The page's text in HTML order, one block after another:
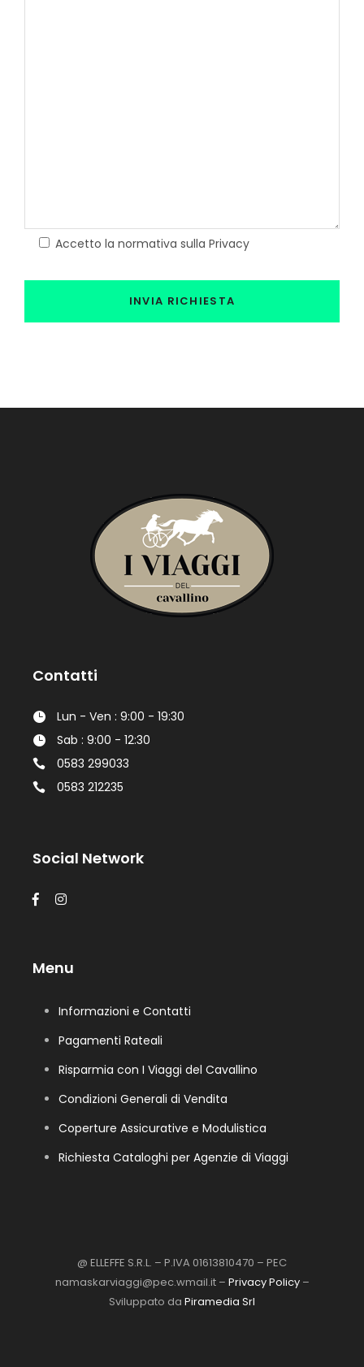
Accetto la normativa sulla Privacy
Contatti
Lun - Ven : 9:00 - 19:30
Sab : 9:00 - 12:30
0583 299033
0583 212235
Social Network
Menu
Informazioni e Contatti
Pagamenti Rateali
Risparmia con I Viaggi del Cavallino
Condizioni Generali di Vendita
Coperture Assicurative e Modulistica
Richiesta Cataloghi per Agenzie di Viaggi
@ ELLEFFE S.R.L. – P.IVA 01613810470 – PEC
namaskarviaggi@pec.wmail.it – Privacy Policy–
Sviluppato da Piramedia Srl